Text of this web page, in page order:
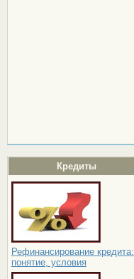
Кредиты
Рефинансирование кредита:
понятие, условия